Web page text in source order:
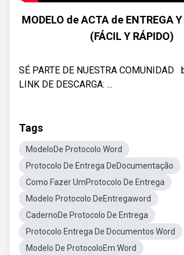
MODELO de ACTA de ENTREGA Y
(FÁCIL Y RÁPIDO)
SÉ PARTE DE NUESTRA COMUNIDAD
LINK DE DESCARGA: ...
Tags
ModeloDe Protocolo Word
Protocolo De Entrega DeDocumentação
Como Fazer UmProtocolo De Entrega
Modelo Protocolo DeEntregaword
CadernoDe Protocolo De Entrega
Protocolo Entrega De Documentos Word
Modelo De ProtocoloEm Word